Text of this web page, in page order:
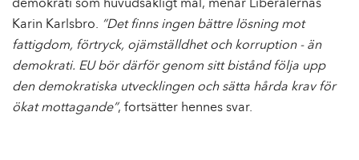
demokrati som huvudsakligt mål, menar Liberalernas
Karin Karlsbro. ”Det finns ingen bättre lösning mot
fattigdom, förtryck, ojämställdhet och korruption - än
demokrati. EU bör därför genom sitt bistånd följa upp
den demokratiska utvecklingen och sätta hårda krav för
ökat mottagande”, fortsätter hennes svar.